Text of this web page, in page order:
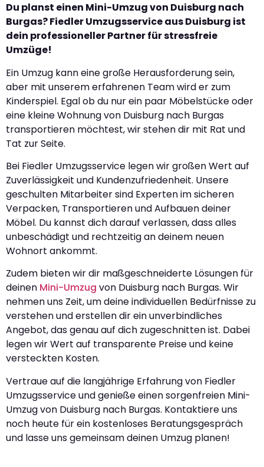
Du planst einen Mini-Umzug von Duisburg nach
Burgas? Fiedler Umzugsservice aus Duisburg ist
dein professioneller Partner für stressfreie
Umzüge!
Ein Umzug kann eine große Herausforderung sein,
aber mit unserem erfahrenen Team wird er zum
Kinderspiel. Egal ob du nur ein paar Möbelstücke oder
eine kleine Wohnung von Duisburg nach Burgas
transportieren möchtest, wir stehen dir mit Rat und
Tat zur Seite.
Bei Fiedler Umzugsservice legen wir großen Wert auf
Zuverlässigkeit und Kundenzufriedenheit. Unsere
geschulten Mitarbeiter sind Experten im sicheren
Verpacken, Transportieren und Aufbauen deiner
Möbel. Du kannst dich darauf verlassen, dass alles
unbeschädigt und rechtzeitig an deinem neuen
Wohnort ankommt.
Zudem bieten wir dir maßgeschneiderte Lösungen für
deinen Mini-Umzug von Duisburg nach Burgas. Wir
nehmen uns Zeit, um deine individuellen Bedürfnisse zu
verstehen und erstellen dir ein unverbindliches
Angebot, das genau auf dich zugeschnitten ist. Dabei
legen wir Wert auf transparente Preise und keine
versteckten Kosten.
Vertraue auf die langjährige Erfahrung von Fiedler
Umzugsservice und genieße einen sorgenfreien Mini-
Umzug von Duisburg nach Burgas. Kontaktiere uns
noch heute für ein kostenloses Beratungsgespräch
und lasse uns gemeinsam deinen Umzug planen!